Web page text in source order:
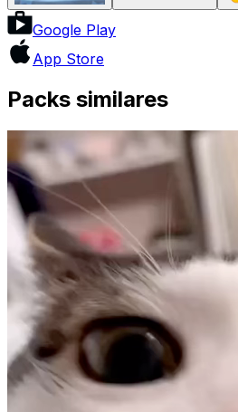
Google Play
App Store
Packs similares